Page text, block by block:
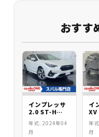
おすす
インプレッサ
2.0 ST-H
AWD
年式: 2024年04
月
イ
年
月